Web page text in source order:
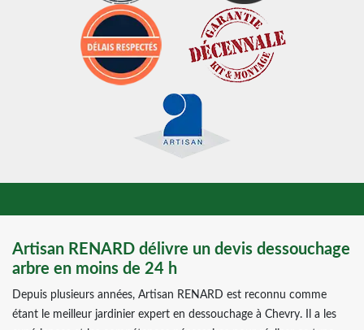
Artisan RENARD délivre un devis dessouchage
arbre en moins de 24 h
Depuis plusieurs années, Artisan RENARD est reconnu comme
étant le meilleur jardinier expert en dessouchage à Chevry. Il a les